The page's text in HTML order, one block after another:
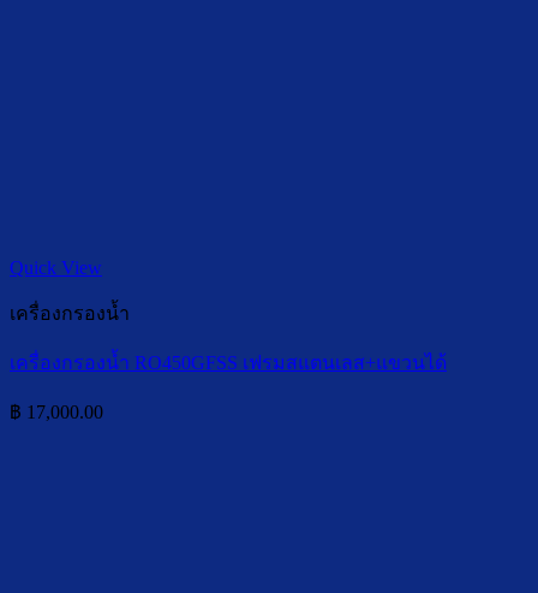
Quick View
เครื่องกรองน้ำ
เครื่องกรองน้ำ RO450GFSS เฟรมสแตนเลส+แขวนได้
฿ 17,000.00